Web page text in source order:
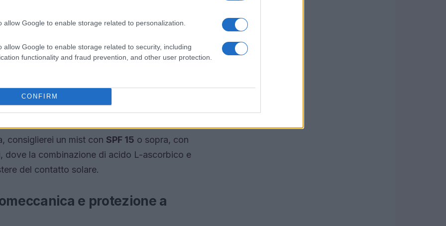
allow Google to enable storage related to personalization.
allow Google to enable storage related to security, including
functionality and fraud prevention, and other user protection.
CONFIRM
consiglierei un mist con SPF 15 o sopra, con
dove la combinazione di acido L-ascorbico e
del contatto solare.
e protezione a